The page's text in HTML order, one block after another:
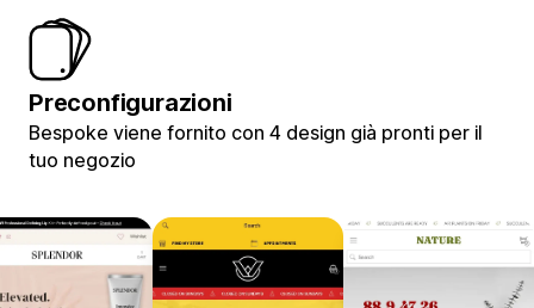
Preconfigurazioni
Bespoke viene fornito con 4 design già pronti per il
tuo negozio